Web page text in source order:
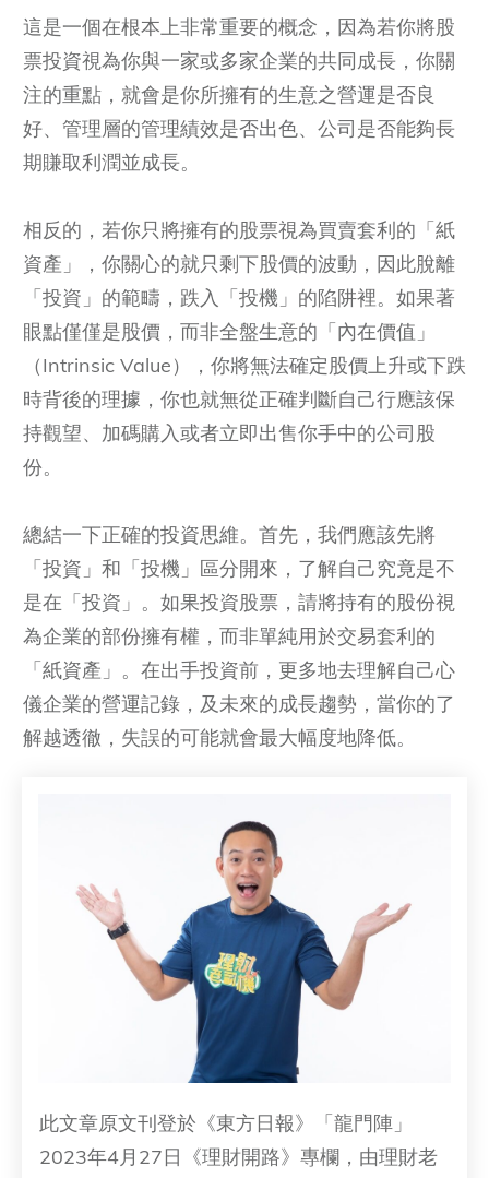
這是一個在根本上非常重要的概念，因為若你將股
票投資視為你與一家或多家企業的共同成長，你關
注的重點，就會是你所擁有的生意之營運是否良
好、管理層的管理績效是否出色、公司是否能夠長
期賺取利潤並成長。
相反的，若你只將擁有的股票視為買賣套利的「紙
資產」，你關心的就只剩下股價的波動，因此脫離
「投資」的範疇，跌入「投機」的陷阱裡。如果著
眼點僅僅是股價，而非全盤生意的「內在價值」
（Intrinsic Value），你將無法確定股價上升或下跌
時背後的理據，你也就無從正確判斷自己行應該保
持觀望、加碼購入或者立即出售你手中的公司股
份。
總結一下正確的投資思維。首先，我們應該先將
「投資」和「投機」區分開來，了解自己究竟是不
是在「投資」。如果投資股票，請將持有的股份視
為企業的部份擁有權，而非單純用於交易套利的
「紙資產」。在出手投資前，更多地去理解自己心
儀企業的營運記錄，及未來的成長趨勢，當你的了
解越透徹，失誤的可能就會最大幅度地降低。
此文章原文刊登於《東方日報》「龍門陣」
2023年4月27日《理財開路》專欄，由理財老